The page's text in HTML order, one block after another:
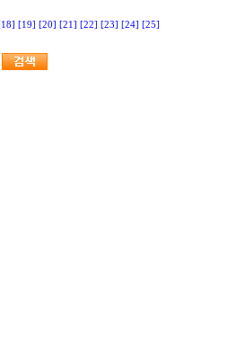
[19] [20] [21] [22] [23] [24] [25]